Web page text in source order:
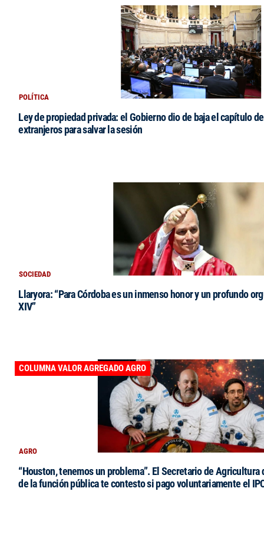
POLÍTICA
Ley de propiedad privada: el Gobierno dio de baja el capítulo
extranjeros para salvar la sesión
SOCIEDAD
Llaryora: “Para Córdoba es un inmenso honor y un profundo
XIV”
AGRO
COLUMNA VALOR AGREGADO AGRO
“Houston, tenemos un problema”. El Secretario de Agricultura
de la función pública te contesto si pago voluntariamente el